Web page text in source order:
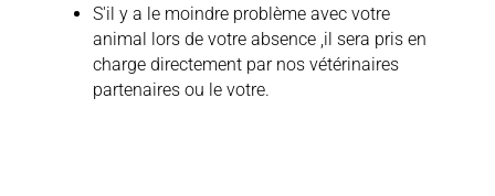
S'il y a le moindre problème avec votre
animal lors de votre absence ,il sera pris en
charge directement par nos vétérinaires
partenaires ou le votre.